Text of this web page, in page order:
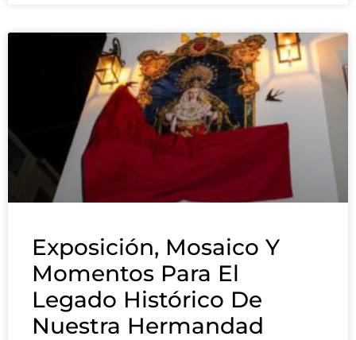
Exposición, Mosaico Y
Momentos Para El
Legado Histórico De
Nuestra Hermandad